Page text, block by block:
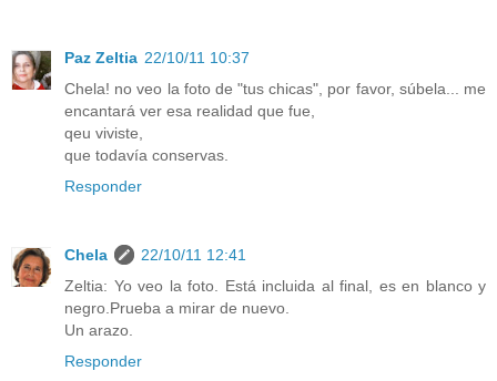
Paz Zeltia 22/10/11 10:37
Chela! no veo la foto de "tus chicas", por favor, súbela... me
encantará ver esa realidad que fue,
qeu viviste,
que todavía conservas.
Responder
Chela
22/10/11 12:41
Zeltia: Yo veo la foto. Está incluida al final, es en blanco y
negro.Prueba a mirar de nuevo.
Un arazo.
Responder